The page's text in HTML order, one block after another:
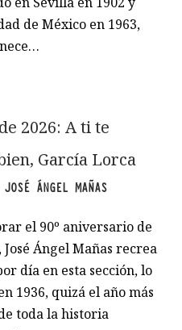
de México en 1963,
2026: A ti te
García Lorca
JOSÉ ÁNGEL MAÑAS
el 90º aniversario de
Ángel Mañas recrea
día en esta sección, lo
1936, quizá el año más
toda la historia